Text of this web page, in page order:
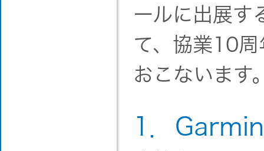
ールに出展す
て、協業10
おこないます
1．